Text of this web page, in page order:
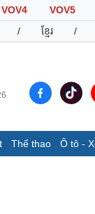
VOV4 VOV5
/ ខ្មែរ /
Thể thao Ô tô -